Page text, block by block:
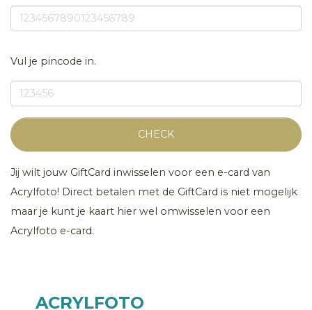
Vul je pincode in.
CHECK
Jij wilt jouw GiftCard inwisselen voor een e-card van
Acrylfoto! Direct betalen met de GiftCard is niet mogelijk
maar je kunt je kaart hier wel omwisselen voor een
Acrylfoto e-card.
ACRYLFOTO